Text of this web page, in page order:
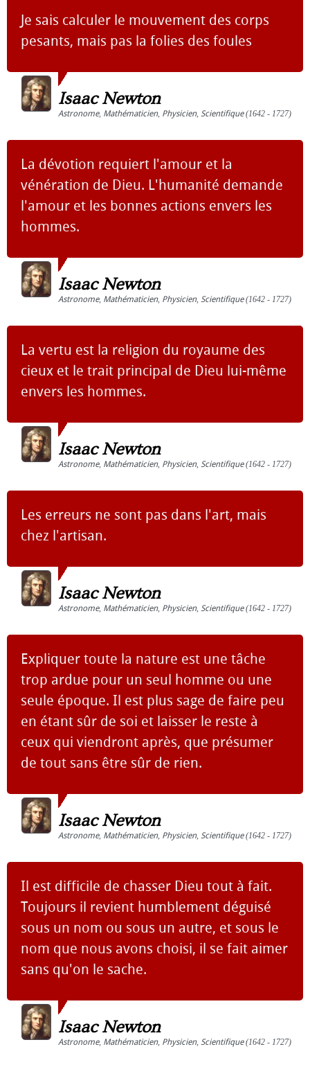
Je sais calculer le mouvement des corps
pesants, mais pas la folies des foules
Isaac Newton
Astronome, Mathématicien, Physicien, Scientifique(1642 - 1727)
La dévotion requiert l'amour et la
vénération de Dieu. L'humanité demande
l'amour et les bonnes actions envers les
hommes.
Isaac Newton
Astronome, Mathématicien, Physicien, Scientifique(1642 - 1727)
La vertu est la religion du royaume des
cieux et le trait principal de Dieu lui-même
envers les hommes.
Isaac Newton
Astronome, Mathématicien, Physicien, Scientifique(1642 - 1727)
Les erreurs ne sont pas dans l'art, mais
chez l'artisan.
Isaac Newton
Astronome, Mathématicien, Physicien, Scientifique(1642 - 1727)
Expliquer toute la nature est une tâche
trop ardue pour un seul homme ou une
seule époque. Il est plus sage de faire peu
en étant sûr de soi et laisser le reste à
ceux qui viendront après, que présumer
de tout sans être sûr de rien.
Isaac Newton
Astronome, Mathématicien, Physicien, Scientifique(1642 - 1727)
Il est difficile de chasser Dieu tout à fait.
Toujours il revient humblement déguisé
sous un nom ou sous un autre, et sous le
nom que nous avons choisi, il se fait aimer
sans qu'on le sache.
Isaac Newton
Astronome, Mathématicien, Physicien, Scientifique(1642 - 1727)